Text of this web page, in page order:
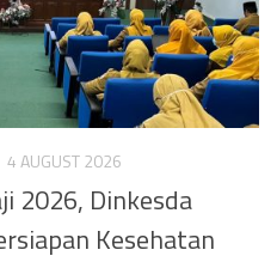
4 AUGUST 2026
2026, Dinkesda
Kesehatan